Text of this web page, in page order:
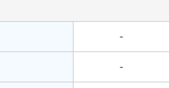
-
-